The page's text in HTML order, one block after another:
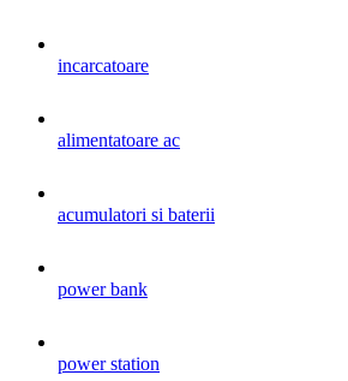
incarcatoare
alimentatoare ac
acumulatori si baterii
power bank
power station